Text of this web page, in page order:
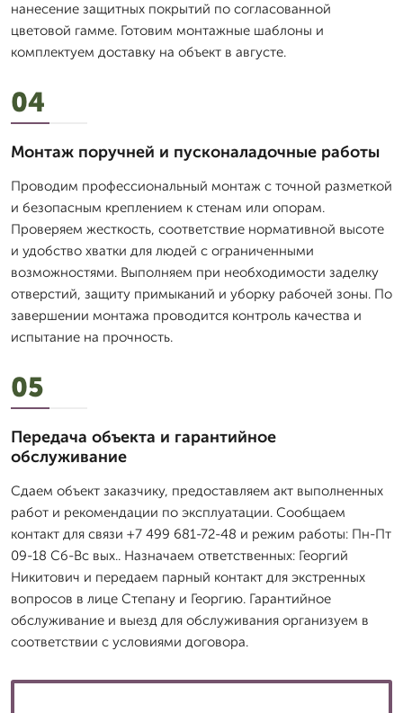
нанесение защитных покрытий по согласованной
цветовой гамме. Готовим монтажные шаблоны и
комплектуем доставку на объект в августе.
04
Монтаж поручней и пусконаладочные работы
Проводим профессиональный монтаж с точной разметкой
и безопасным креплением к стенам или опорам.
Проверяем жесткость, соответствие нормативной высоте
и удобство хватки для людей с ограниченными
возможностями. Выполняем при необходимости заделку
отверстий, защиту примыканий и уборку рабочей зоны. По
завершении монтажа проводится контроль качества и
испытание на прочность.
05
Передача объекта и гарантийное
обслуживание
Сдаем объект заказчику, предоставляем акт выполненных
работ и рекомендации по эксплуатации. Сообщаем
контакт для связи +7 499 681-72-48 и режим работы: Пн-Пт
09-18 Сб-Вс вых.. Назначаем ответственных: Георгий
Никитович и передаем парный контакт для экстренных
вопросов в лице Степану и Георгию. Гарантийное
обслуживание и выезд для обслуживания организуем в
соответствии с условиями договора.